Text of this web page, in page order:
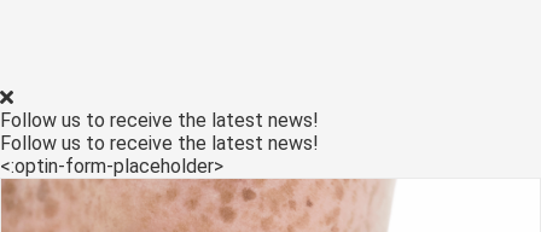
Follow us to receive the latest news!
Follow us to receive the latest news!
<:optin-form-placeholder>
te
Ze
gebruikt
deze